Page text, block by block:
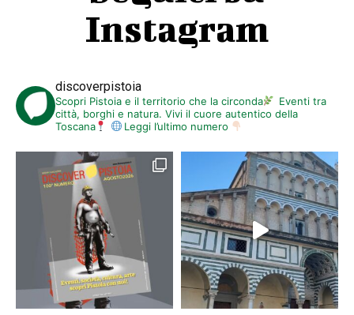
Instagram
discoverpistoia
Scopri Pistoia e il territorio che la circonda
Eventi tra
città, borghi e natura. Vivi il cuore autentico della
Toscana
Leggi l’ultimo numero